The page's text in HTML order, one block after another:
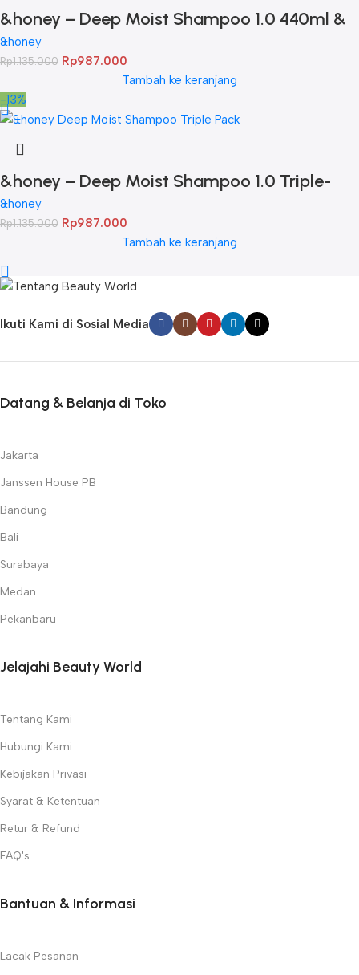
&honey – Deep Moist Shampoo 1.0 440ml &
Deep Moist Treatment 2.0 445Gr & Deep
Moist Hair Oil 3.0 100ml
&honey
Rp1.135.000 Rp987.000
Tambah ke keranjang
-13%
&honey – Deep Moist Shampoo 1.0 Triple-
Pack
&honey
Rp1.135.000 Rp987.000
Tambah ke keranjang
Ikuti Kami di Sosial Media
Datang & Belanja di Toko
Jakarta
Janssen House PB
Bandung
Bali
Surabaya
Medan
Pekanbaru
Jelajahi Beauty World
Tentang Kami
Hubungi Kami
Kebijakan Privasi
Syarat & Ketentuan
Retur & Refund
FAQ's
Bantuan & Informasi
Lacak Pesanan